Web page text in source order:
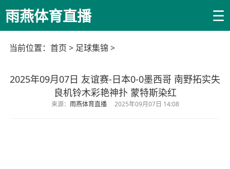
雨燕体育直播 ☰
当前位置： 首页 > 足球集锦 >
2025年09月07日 友谊赛-日本0-0墨西哥 南野拓实失
良机铃木彩艳神扑 蒙特斯染红
来源： 雨燕体育直播 2025年09月07日 14:08